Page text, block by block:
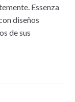
Essenza
diseños
de sus